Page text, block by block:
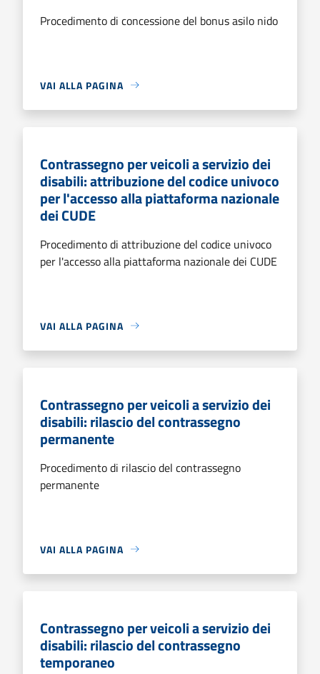
Procedimento di concessione del bonus asilo nido
VAI ALLA PAGINA
Contrassegno per veicoli a servizio dei
disabili: attribuzione del codice univoco
per l'accesso alla piattaforma nazionale
dei CUDE
Procedimento di attribuzione del codice univoco
per l'accesso alla piattaforma nazionale dei CUDE
VAI ALLA PAGINA
Contrassegno per veicoli a servizio dei
disabili: rilascio del contrassegno
permanente
Procedimento di rilascio del contrassegno
permanente
VAI ALLA PAGINA
Contrassegno per veicoli a servizio dei
disabili: rilascio del contrassegno
temporaneo